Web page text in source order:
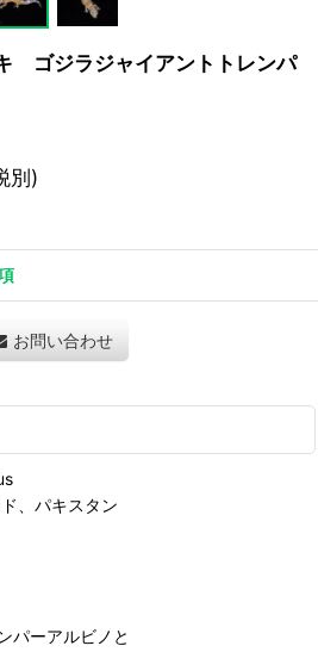
ゴジラジャイアントトレンパ
別)
お問い合わせ
、パキスタン
パーアルビノと